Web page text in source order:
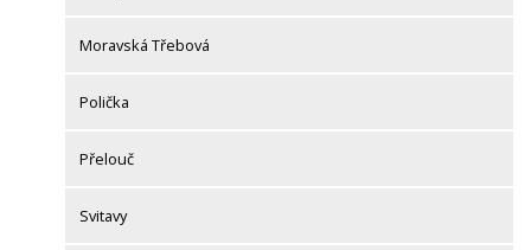
Moravská Třebová
Polička
Přelouč
Svitavy